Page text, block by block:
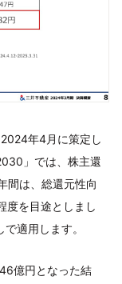
年4月に策定し
」では、株主還
間は、総還元性向
度を目途としまし
適用します。
億円となった結